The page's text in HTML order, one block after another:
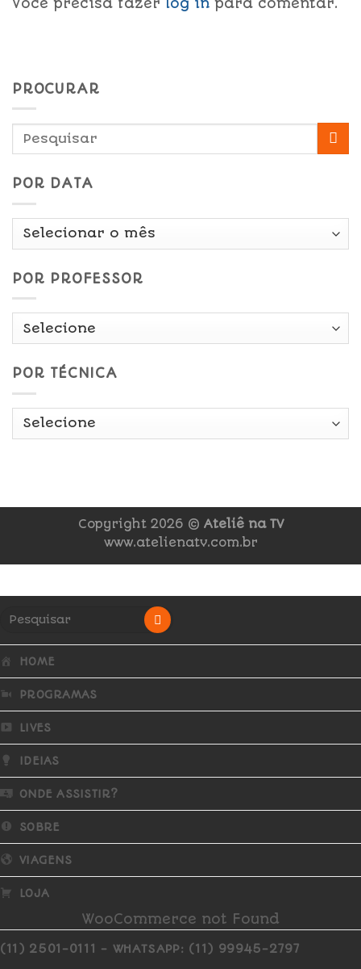
Você precisa fazer log in para comentar.
PROCURAR
POR DATA
Por
POR PROFESSOR
POR TÉCNICA
Copyright 2026 © Ateliê na TV
www.atelienatv.com.br
HOME
PROGRAMAS
LIVES
IDEIAS
ONDE ASSISTIR?
SOBRE
VIAGENS
LOJA
WooCommerce not Found
(11) 2501-0111 - WHATSAPP: (11) 99945-2797